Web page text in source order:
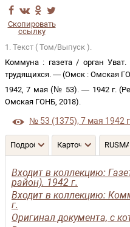
Скопировать
ссылку
1. Текст ( Том/Выпуск ).
Коммуна : газета / орган
трудящихся. — (Омск : Омская
1942, 7 мая (№ 53). — 1942 г.
Омская ГОНБ, 2018).
№ 53 (1375), 7 мая 1942
Подробнее Карточка
Входит в коллекцию:
район). 1942 г.
Входит в коллекцию:
г.
Оригинал документа, с